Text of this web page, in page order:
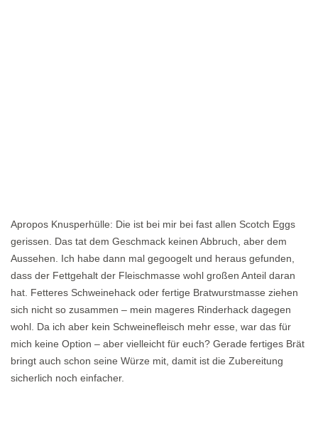
Apropos Knusperhülle: Die ist bei mir bei fast allen Scotch Eggs
gerissen. Das tat dem Geschmack keinen Abbruch, aber dem
Aussehen. Ich habe dann mal gegoogelt und heraus gefunden,
dass der Fettgehalt der Fleischmasse wohl großen Anteil daran
hat. Fetteres Schweinehack oder fertige Bratwurstmasse ziehen
sich nicht so zusammen – mein mageres Rinderhack dagegen
wohl. Da ich aber kein Schweinefleisch mehr esse, war das für
mich keine Option – aber vielleicht für euch? Gerade fertiges Brät
bringt auch schon seine Würze mit, damit ist die Zubereitung
sicherlich noch einfacher.